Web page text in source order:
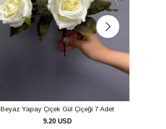
Beyaz Yapay Çiçek Gül Çiçeği 7 Adet
9.20 USD